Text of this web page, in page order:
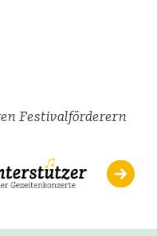
Festivalförderern